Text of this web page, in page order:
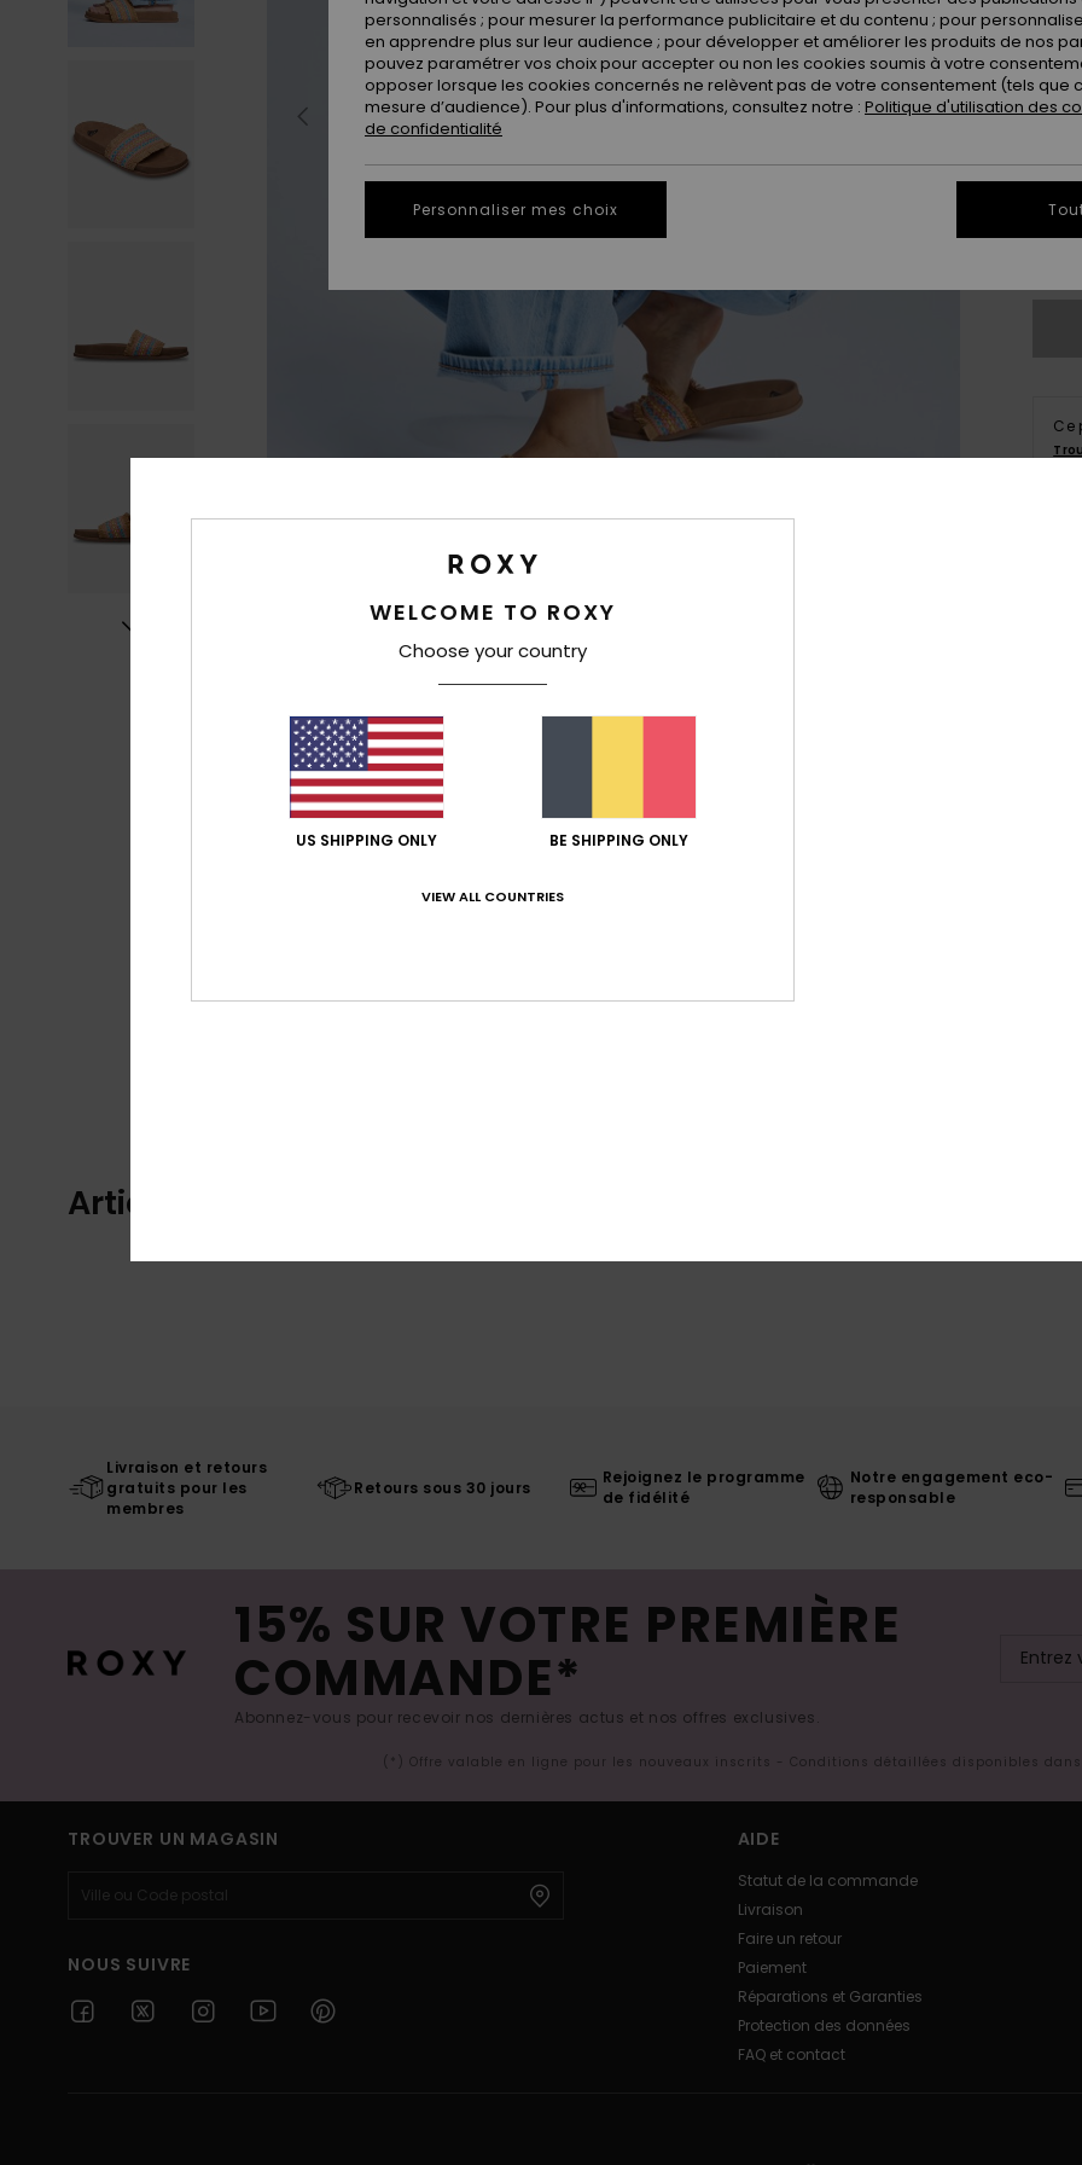
Ce
Articles vus récemment
Livraison et retours
gratuits pour les
membres
Retours sous 30 jours
Rejoignez le programme
de fidélité
Notre engagement eco-
responsable
15% SUR VOTRE PREMIÈRE
COMMANDE*
Abonnez-vous pour recevoir nos dernières actus et nos offres exclusives.
(*) Offre valable en ligne pour les nouveaux inscrits - Conditions détaillées disponibles
TROUVER UN MAGASIN
NOUS SUIVRE
AIDE
Statut de la commande
Livraison
Faire un retour
Paiement
Réparations et Garanties
Protection des données
FAQ et contact
WELCOME TO ROXY
Choose your country
US SHIPPING ONLY BE SHIPPING ONLY
VIEW ALL COUNTRIES
personnalisés ; pour mesurer la performance publicitaire et du contenu ; pour
en apprendre plus sur leur audience ; pour développer et améliorer les produits de nos
pouvez paramétrer vos choix pour accepter ou non les cookies soumis à votre
opposer lorsque les cookies concernés ne relèvent pas de votre consentement (tels que
mesure d’audience). Pour plus d'informations, consultez notre : Politique d'utilisation des
de confidentialité
Personnaliser mes choix